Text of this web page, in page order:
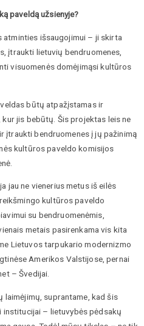
paveldą užsienyje?
atminties išsaugojimui – ji skirta
įtraukti lietuvių bendruomenes,
visuomenės domėjimąsi kultūros
būtų atpažįstamas ir
jis bebūtų. Šis projektas leis ne
bendruomenes į jų pažinimą
kultūros paveldo komisijos
jau ne vienerius metus iš eilės
kultūros paveldo
su bendruomenėmis,
metais pasirenkama vis kita
Lietuvos tarpukario modernizmo
Amerikos Valstijose, pernai
– Švedijai.
laimėjimų, suprantame, kad šis
institucijai – lietuvybės pėdsakų